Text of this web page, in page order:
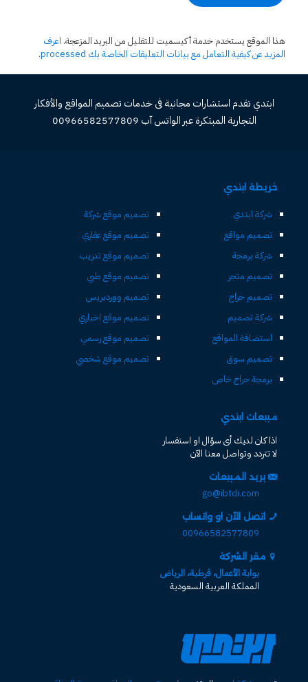
هذا الموقع يستخدم خدمة أكيسميت للتقليل من البريد المزعجة. اعرف
المزيد عن كيفية التعامل مع بيانات التعليقات الخاصة بك processed
.
ابتدي تقدم استشارات مجانية فى خدمات تصميم المواقع والأفكار
التجارية المبتكرة عبر الواتس آب 00966582577809
خريطة ابتدي
شركة ابتدي
تصميم مواقع
شركة برمجة
تصميم متجر
تصميم حراج
شركة تصميم
استضافة المواقع
تصميم سوق
برمجة حراج خاص
تصميم موقع شركة
تصميم موقع عقاري
تصميم موقع تدريب
تصميم موقع طبي
تصميم ووردبريس
تصميم موقع اخباري
تصميم موقع رسمي
تصميم موقع شخصي
مبيعات ابتدي
اذا كان لديك أى سؤال او استفسار
لا تتردد وتواصل معنا الآن
بريد المبيعات
go@ibtdi.com
اتصل الآن او واتساب
00966582577809
مقر الشركة
بوابة الأعمال، قرطبة، الرياض
المملكة العربية السعودية